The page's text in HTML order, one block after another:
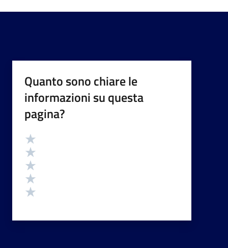
Quanto sono chiare le
informazioni su questa
pagina?
Valutazione